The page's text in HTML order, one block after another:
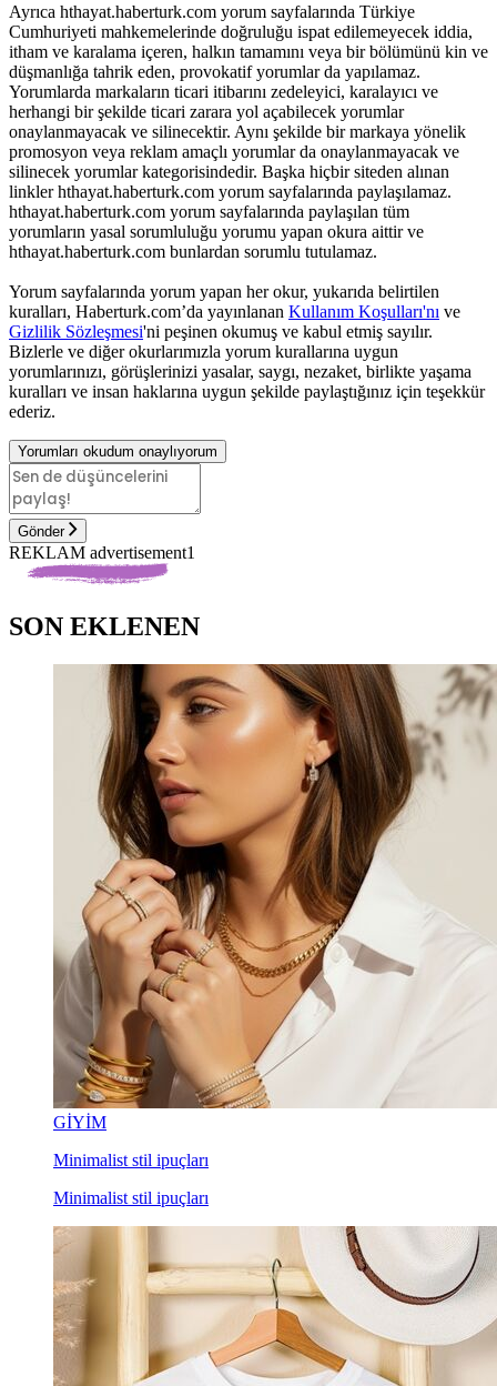
Ayrıca hthayat.haberturk.com yorum sayfalarında Türkiye
Cumhuriyeti mahkemelerinde doğruluğu ispat edilemeyecek iddia,
itham ve karalama içeren, halkın tamamını veya bir bölümünü kin ve
düşmanlığa tahrik eden, provokatif yorumlar da yapılamaz.
Yorumlarda markaların ticari itibarını zedeleyici, karalayıcı ve
herhangi bir şekilde ticari zarara yol açabilecek yorumlar
onaylanmayacak ve silinecektir. Aynı şekilde bir markaya yönelik
promosyon veya reklam amaçlı yorumlar da onaylanmayacak ve
silinecek yorumlar kategorisindedir. Başka hiçbir siteden alınan
linkler hthayat.haberturk.com yorum sayfalarında paylaşılamaz.
hthayat.haberturk.com yorum sayfalarında paylaşılan tüm
yorumların yasal sorumluluğu yorumu yapan okura aittir ve
hthayat.haberturk.com bunlardan sorumlu tutulamaz.
Yorum sayfalarında yorum yapan her okur, yukarıda belirtilen
kuralları, Haberturk.com’da yayınlanan Kullanım Koşulları'nı ve
Gizlilik Sözleşmesi'ni peşinen okumuş ve kabul etmiş sayılır.
Bizlerle ve diğer okurlarımızla yorum kurallarına uygun
yorumlarınızı, görüşlerinizi yasalar, saygı, nezaket, birlikte yaşama
kuralları ve insan haklarına uygun şekilde paylaştığınız için teşekkür
ederiz.
Yorumları okudum onaylıyorum
Gönder
REKLAM advertisement1
SON EKLENEN
GİYİM
Minimalist stil ipuçları
Minimalist stil ipuçları